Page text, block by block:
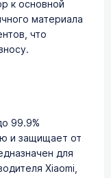
к основной
материала
что
99.9%
и защищает от
для
Xiaomi,